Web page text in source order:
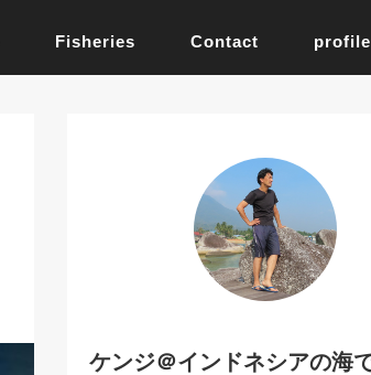
Fisheries Contact profile
ケンジ＠インドネシアの海